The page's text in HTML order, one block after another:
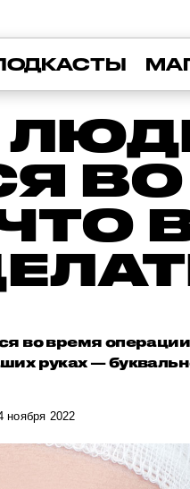
ВО
во время
руках —
ноября 2022